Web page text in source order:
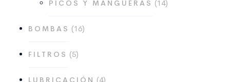
PICOS Y MANGUERAS 14
productos
BOMBAS 16
productos
FILTROS 5
productos
LUBRICACIÓN 4